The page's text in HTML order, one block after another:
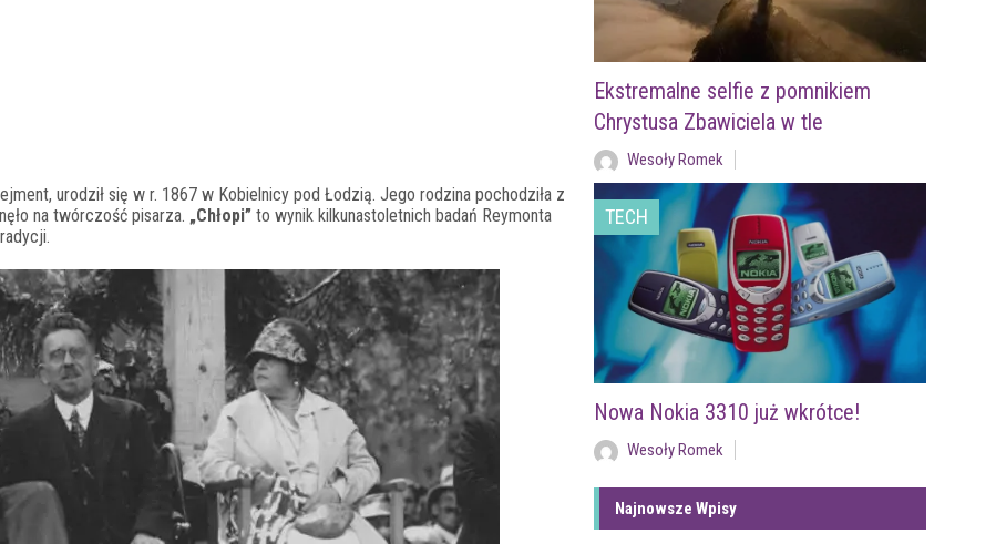
urodził się w r. 1867 w Kobielnicy pod Łodzią. Jego rodzina pochodziła z
na twórczość pisarza. „Chłopi” to wynik kilkunastoletnich badań Reymonta
Ekstremalne selfie z pomnikiem
Chrystusa Zbawiciela w tle
Wesoły Romek
TECH
Nowa Nokia 3310 już wkrótce!
Wesoły Romek
Najnowsze Wpisy